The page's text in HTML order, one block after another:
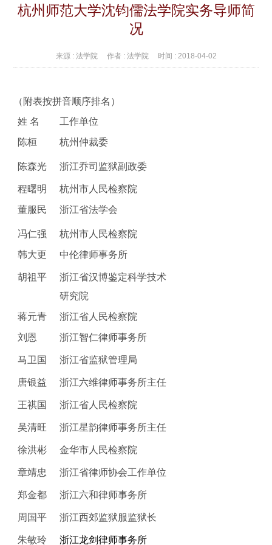
杭州师范大学沈钧儒法学院实务导师简
况
来源 : 法学院作者 : 法学院时间 : 2018-04-02
（附表按拼音顺序排名）
姓 名
工作单位
陈桓
杭州仲裁委
陈森光 浙江乔司监狱副政委
程曙明
杭州市人民检察院
董服民
浙江省法学会
冯仁强
杭州市人民检察院
韩大更
中伦律师事务所
胡祖平
浙江省汉博鉴定科学技术
研究院
蒋元青
浙江省人民检察院
刘恩
浙江智仁律师事务所
马卫国 浙江省监狱管理局
唐银益 浙江六维律师事务所主任
王祺国 浙江省人民检察院
吴清旺 浙江星韵律师事务所主任
徐洪彬 金华市人民检察院
章靖忠 浙江省律师协会工作单位
郑金都 浙江六和律师事务所
周国平 浙江西郊监狱服监狱长
朱敏玲 浙江龙剑律师事务所